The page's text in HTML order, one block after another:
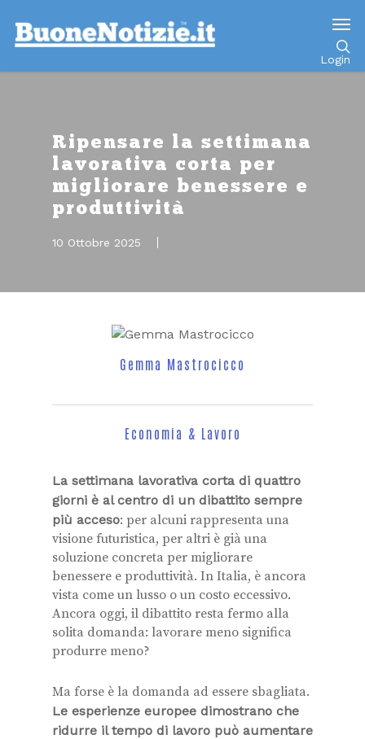
Login
Ripensare la settimana
lavorativa corta per
migliorare benessere e
produttività
10 Ottobre 2025
Gemma Mastrocicco
Economia & Lavoro
La settimana lavorativa corta di quattro
giorni è al centro di un dibattito sempre
più acceso: per alcuni rappresenta una
visione futuristica, per altri è già una
soluzione concreta per migliorare
benessere e produttività. In Italia, è ancora
vista come un lusso o un costo eccessivo.
Ancora oggi, il dibattito resta fermo alla
solita domanda: lavorare meno significa
produrre meno?
Ma forse è la domanda ad essere sbagliata.
Le esperienze europee dimostrano che
ridurre il tempo di lavoro può aumentare
Go to mobile version